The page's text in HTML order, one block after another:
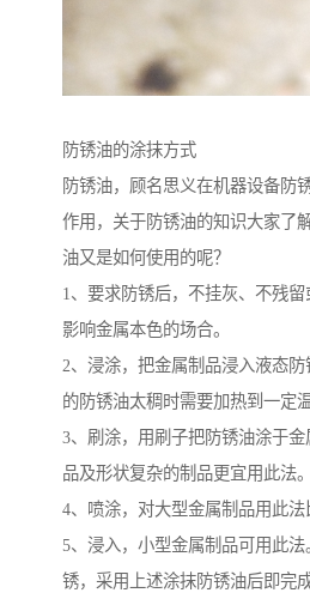
防锈油的涂抹方式
防锈油，顾名思义在机器设备防
作用，关于防锈油的知识大家了
油又是如何使用的呢？
1、要求防锈后，不挂灰、不残
影响金属本色的场合。
2、浸涂，把金属制品浸入液态
的防锈油太稠时需要加热到一定温
3、刷涂，用刷子把防锈油涂于
品及形状复杂的制品更宜用此法。
4、喷涂，对大型金属制品用此法
5、浸入，小型金属制品可用此
锈，采用上述涂抹防锈油后即完